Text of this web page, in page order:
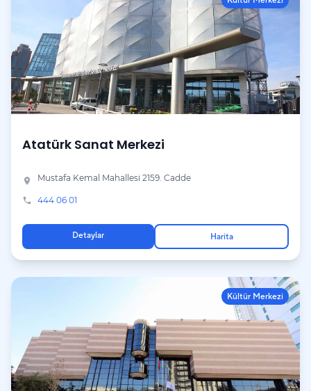
Atatürk Sanat Merkezi
place Mustafa Kemal Mahallesi 2159. Cadde
phone 444 06 01
Detaylar Harita
Kültür Merkezi